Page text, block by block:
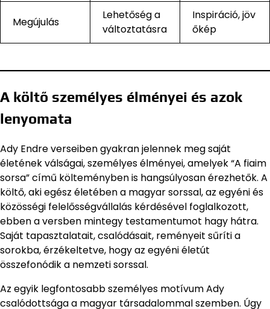
Megújulás
Lehetőség a
változtatásra
Inspiráció, jöv
őkép
A költő személyes élményei és azok
lenyomata
Ady Endre verseiben gyakran jelennek meg saját
életének válságai, személyes élményei, amelyek “A fiaim
sorsa” című költeményben is hangsúlyosan érezhetők. A
költő, aki egész életében a magyar sorssal, az egyéni és
közösségi felelősségvállalás kérdésével foglalkozott,
ebben a versben mintegy testamentumot hagy hátra.
Saját tapasztalatait, csalódásait, reményeit sűríti a
sorokba, érzékeltetve, hogy az egyéni életút
összefonódik a nemzeti sorssal.
Az egyik legfontosabb személyes motívum Ady
csalódottsága a magyar társadalommal szemben. Úgy